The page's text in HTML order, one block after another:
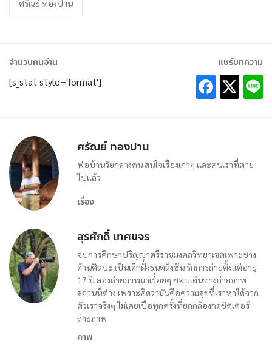
ศรัณย์ ทองปาน
จำนวนคนอ่าน
[s_stat style='format']
แชร์บทความ
ศรัณย์ ทองปาน
พ่อบ้านวัยกลางคน สนใจเรื่องเก่าๆ และคนเราที่ตาย
ไปแล้ว
เรื่อง
สุรศักดิ์ เทศขจร
จบการศึกษาปริญญาตรีราชมงคลวิทยาเขตเพาะช่าง
ด้านศิลปะ เป็นเด็กฝั่งธนตลิ่งชัน รักการถ่ายตั้งแต่อายุ
17 ปี ลองถ่ายภาพมาเรื่อยๆ ชอบเดินทางถ่ายภาพ
สถานที่ต่าง เพราะคิดว่ามันคือความสุขที่เราหาได้จาก
ตัวเราจริงๆ ไม่เคยเบื่อทุกครั้งที่ยกกล้องกดชัตเตอร์
ถ่ายภาพ
ภาพ